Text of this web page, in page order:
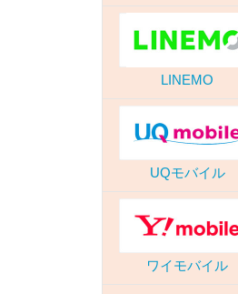
LINEMO
UQモバイル
ワイモバイル